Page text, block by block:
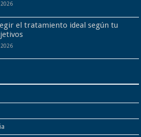
el tratamiento ideal según tu